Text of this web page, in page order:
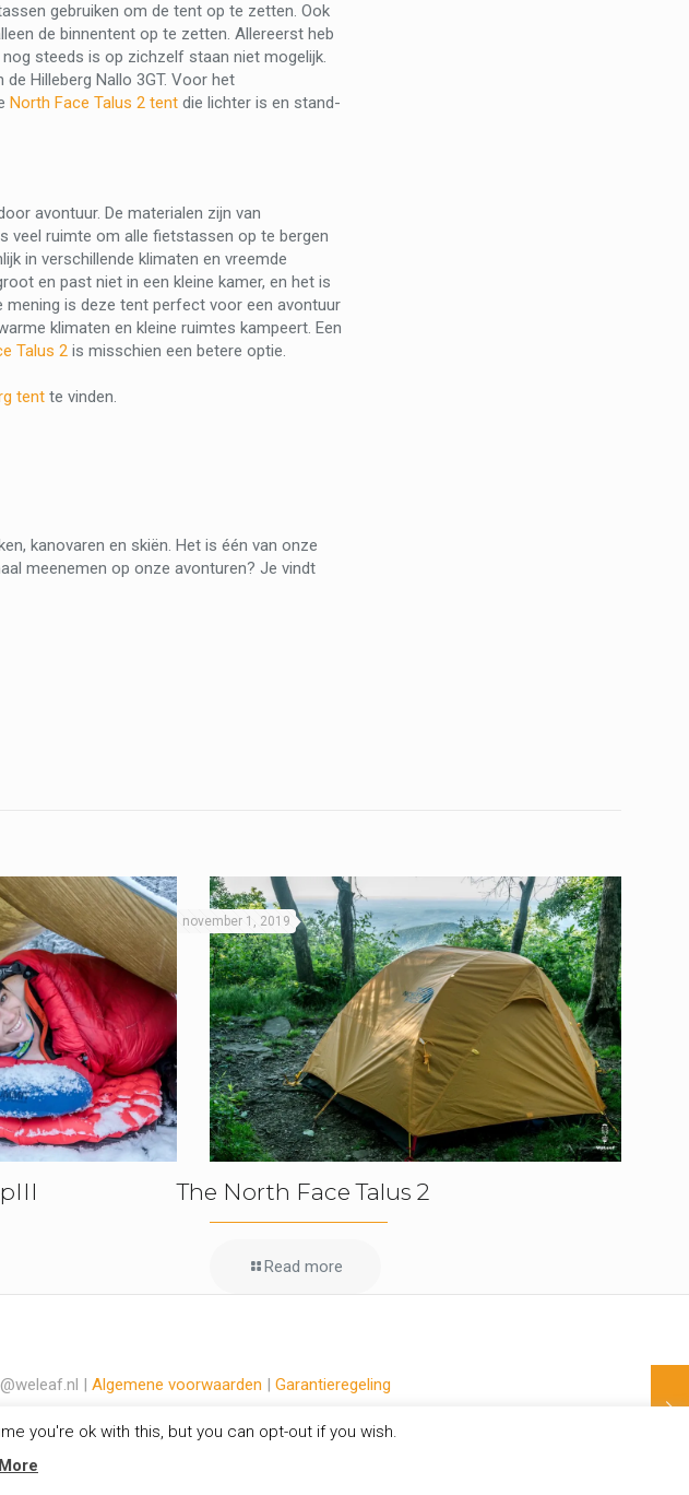
gebruiken om de tent op te zetten. Ook
de binnentent op te zetten. Allereerst heb
steeds is op zichzelf staan niet mogelijk.
Hilleberg Nallo 3GT. Voor het
North Face Talus 2 tent die lichter is en stand-
avontuur. De materialen zijn van
veel ruimte om alle fietstassen op te bergen
in verschillende klimaten en vreemde
en past niet in een kleine kamer, en het is
is deze tent perfect voor een avontuur
klimaten en kleine ruimtes kampeert. Een
Talus 2 is misschien een betere optie.
tent te vinden.
kanovaren en skiën. Het is één van onze
meenemen op onze avonturen? Je vindt
november 1, 2019
The North Face Talus 2
Read more
| Algemene voorwaarden | Garantieregeling
you're ok with this, but you can opt-out if you wish.